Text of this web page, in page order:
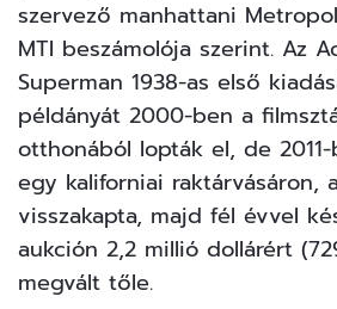
szervező manhattani
MTI beszámolója szerint. Az
Superman 1938-as első
példányát 2000-ben a
otthonából lopták el, de
egy kaliforniai raktárvásáron,
visszakapta, majd fél évvel
aukción 2,2 millió dollárért
megvált tőle.